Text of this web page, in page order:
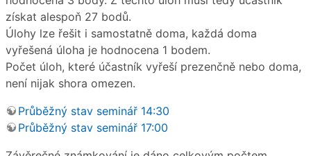
získat alespoň 27 bodů.
Úlohy lze řešit i samostatně doma, každá doma
vyřešená úloha je hodnocena 1 bodem.
Počet úloh, které účastník vyřeší prezenčně nebo doma,
není nijak shora omezen.
Průběžný stav seminář 14:30
Průběžný stav seminář 17:00